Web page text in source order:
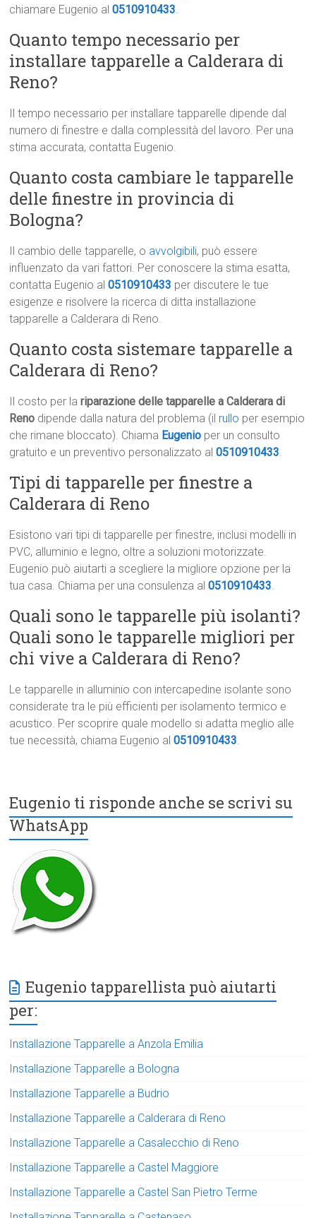
chiamare Eugenio al0510910433.
Quanto tempo necessario per
installare tapparelle a Calderara di
Reno?
Il tempo necessario per installare tapparelle dipende dal
numero di finestre e dalla complessità del lavoro. Per una
stima accurata, contatta Eugenio.
Quanto costa cambiare le tapparelle
delle finestre in provincia di
Bologna?
Il cambio delle tapparelle, o avvolgibili, può essere
influenzato da vari fattori. Per conoscere la stima esatta,
contatta Eugenio al0510910433 per discutere le tue
esigenze e risolvere la ricerca di ditta installazione
tapparelle a Calderara di Reno.
Quanto costa sistemare tapparelle a
Calderara di Reno?
Il costo per lariparazione delle tapparelle a Calderara di
Reno dipende dalla natura del problema (il rullo per esempio
che rimane bloccato). Chiama Eugenio per un consulto
gratuito e un preventivo personalizzato al0510910433.
Tipi di tapparelle per finestre a
Calderara di Reno
Esistono vari tipi di tapparelle per finestre, inclusi modelli in
PVC, alluminio e legno, oltre a soluzioni motorizzate.
Eugenio può aiutarti a scegliere la migliore opzione per la
tua casa. Chiama per una consulenza al0510910433.
Quali sono le tapparelle più isolanti?
Quali sono le tapparelle migliori per
chi vive a Calderara di Reno?
Le tapparelle in alluminio con intercapedine isolante sono
considerate tra le più efficienti per isolamento termico e
acustico. Per scoprire quale modello si adatta meglio alle
tue necessità, chiama Eugenio al0510910433.
Eugenio ti risponde anche se scrivi su
WhatsApp
Eugenio tapparellista può aiutarti
per:
Installazione Tapparelle a Anzola Emilia
Installazione Tapparelle a Bologna
Installazione Tapparelle a Budrio
Installazione Tapparelle a Calderara di Reno
Installazione Tapparelle a Casalecchio di Reno
Installazione Tapparelle a Castel Maggiore
Installazione Tapparelle a Castel San Pietro Terme